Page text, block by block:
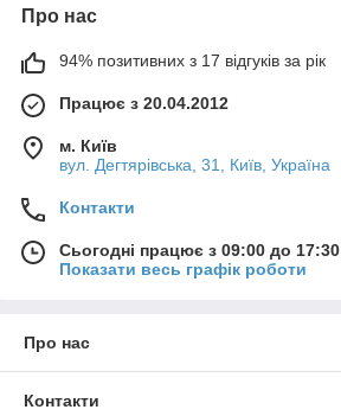
Про нас
94% позитивних з 17 відгуків за рік
Працює з 20.04.2012
м. Київ
вул. Дегтярівська, 31, Київ, Україна
Контакти
Сьогодні працює з 09:00 до 17:30
Показати весь графік роботи
Про нас
Контакти